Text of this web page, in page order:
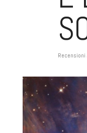
Recensioni